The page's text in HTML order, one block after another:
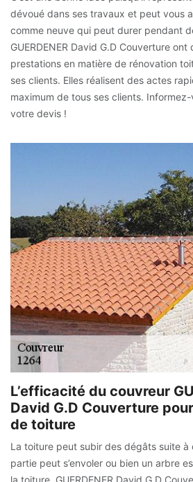
dévoué dans ses travaux et peut vous
comme neuve qui peut durer pendant
GUERDENER David G.D Couverture
prestations en matière de rénovation
ses clients. Elles réalisent des actes
maximum de tous ses clients.
votre devis !
L’efficacité du couvreur
David G.D Couverture
de toiture
La toiture peut subir des dégâts suite à
partie peut s’envoler ou bien un arbre
la toiture. GUERDENER David G.D